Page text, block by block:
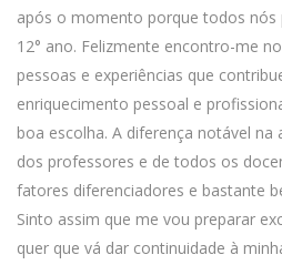
após o momento porque todos nós
12° ano. Felizmente encontro-me
pessoas e experiências que
enriquecimento pessoal e
boa escolha. A diferença notável
dos professores e de todos os
fatores diferenciadores e bastante
Sinto assim que me vou preparar
quer que vá dar continuidade à